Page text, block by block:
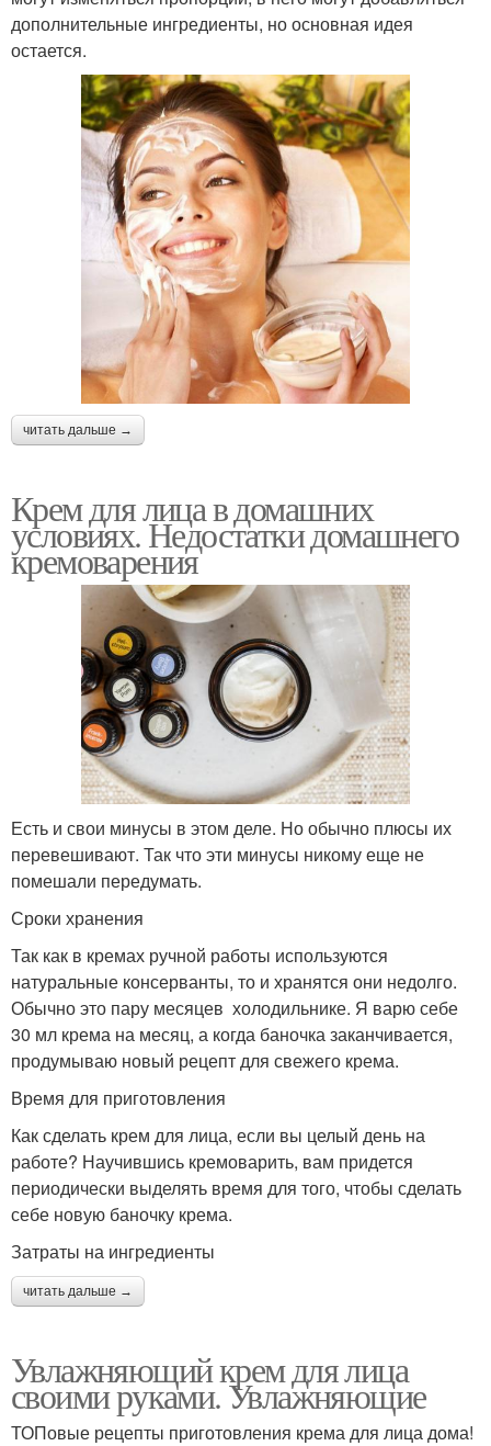
дополнительные ингредиенты, но основная идея
остается.
читать дальше →
Крем для лица в домашних
условиях. Недостатки домашнего
кремоварения
Есть и свои минусы в этом деле. Но обычно плюсы их
перевешивают. Так что эти минусы никому еще не
помешали передумать.
Сроки хранения
Так как в кремах ручной работы используются
натуральные консерванты, то и хранятся они недолго.
Обычно это пару месяцев холодильнике. Я варю себе
30 мл крема на месяц, а когда баночка заканчивается,
продумываю новый рецепт для свежего крема.
Время для приготовления
Как сделать крем для лица, если вы целый день на
работе? Научившись кремоварить, вам придется
периодически выделять время для того, чтобы сделать
себе новую баночку крема.
Затраты на ингредиенты
читать дальше →
Увлажняющий крем для лица
своими руками. Увлажняющие
ТОПовые рецепты приготовления крема для лица дома!